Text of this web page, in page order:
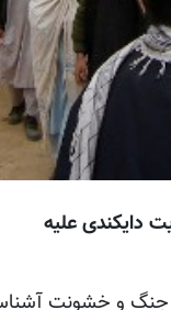
دایکندی علیه
جنگ و خشونت